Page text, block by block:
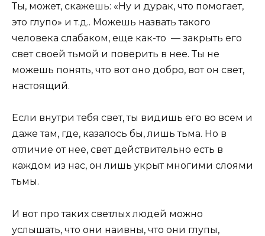
Ты, может, скажешь: «Ну и дурак, что помогает,
это глупо» и т.д.. Можешь назвать такого
человека слабаком, еще как-то — закрыть его
свет своей тьмой и поверить в нее. Ты не
можешь понять, что вот оно добро, вот он свет,
настоящий.
Если внутри тебя свет, ты видишь его во всем и
даже там, где, казалось бы, лишь тьма. Но в
отличие от нее, свет действительно есть в
каждом из нас, он лишь укрыт многими слоями
тьмы.
И вот про таких светлых людей можно
услышать, что они наивны, что они глупы,